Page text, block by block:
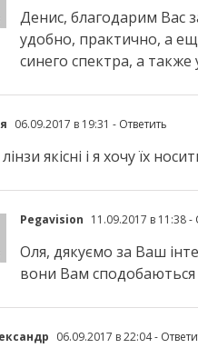
Денис, благодарим Вас
удобно, практично, а
синего спектра, а
06.09.2017 в 19:31 - Ответить
якісні і я хочу їх
Pegavision 11.09.2017 в 11:38-
Оля, дякуємо за Ваш
вони Вам сподобаються
06.09.2017 в 22:04-